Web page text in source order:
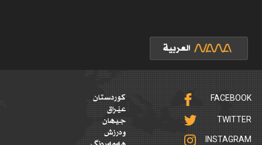
FACEBOOK
TWITTER
INSTAGRAM
کوردستان
عێراق
جیهان
وەرزش